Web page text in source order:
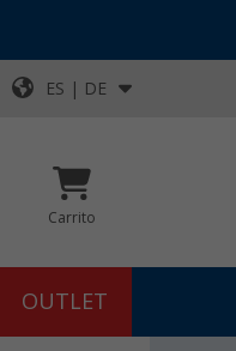
ES | DE
Carrito
OUTLET